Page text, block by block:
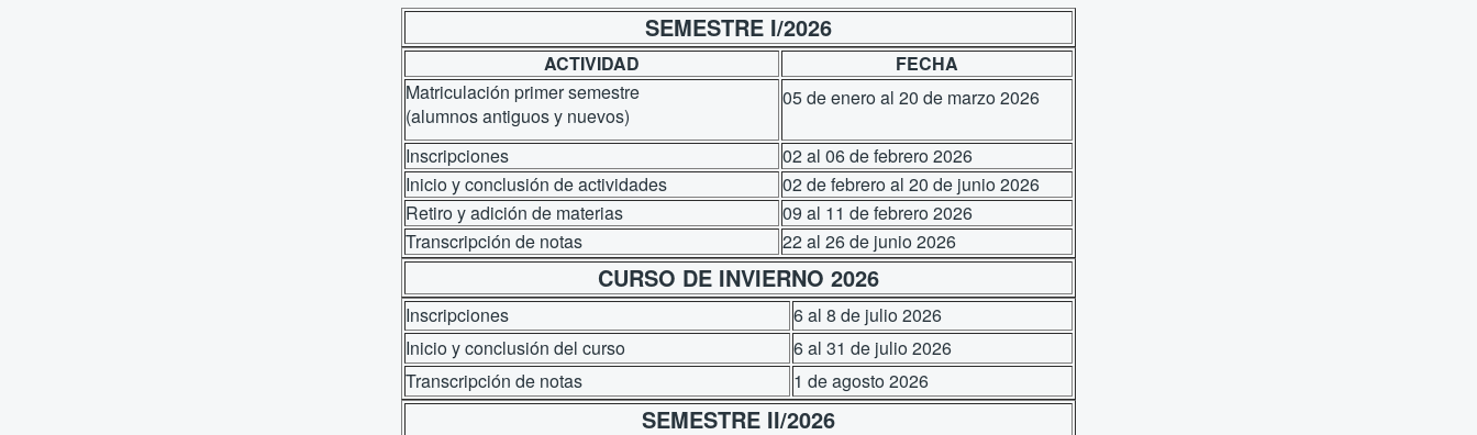
SEMESTRE I/2026
ACTIVIDAD
FECHA
Matriculación primer semestre
(alumnos antiguos y nuevos)
05 de enero al 20 de marzo 2026
Inscripciones
02 al 06 de febrero 2026
Inicio y conclusión de actividades
02 de febrero al 20 de junio 2026
Retiro y adición de materias
09 al 11 de febrero 2026
Transcripción de notas
22 al 26 de junio 2026
CURSO DE INVIERNO 2026
Inscripciones
6 al 8 de julio 2026
Inicio y conclusión del curso
6 al 31 de julio 2026
Transcripción de notas
1 de agosto 2026
SEMESTRE II/2026